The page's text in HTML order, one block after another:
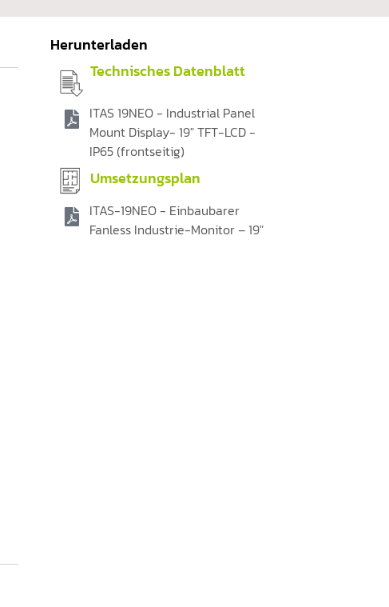
Herunterladen
Technisches Datenblatt
ITAS 19NEO - Industrial Panel
Mount Display- 19" TFT-LCD -
IP65 (frontseitig)
Umsetzungsplan
ITAS-19NEO - Einbaubarer
Fanless Industrie-Monitor – 19″